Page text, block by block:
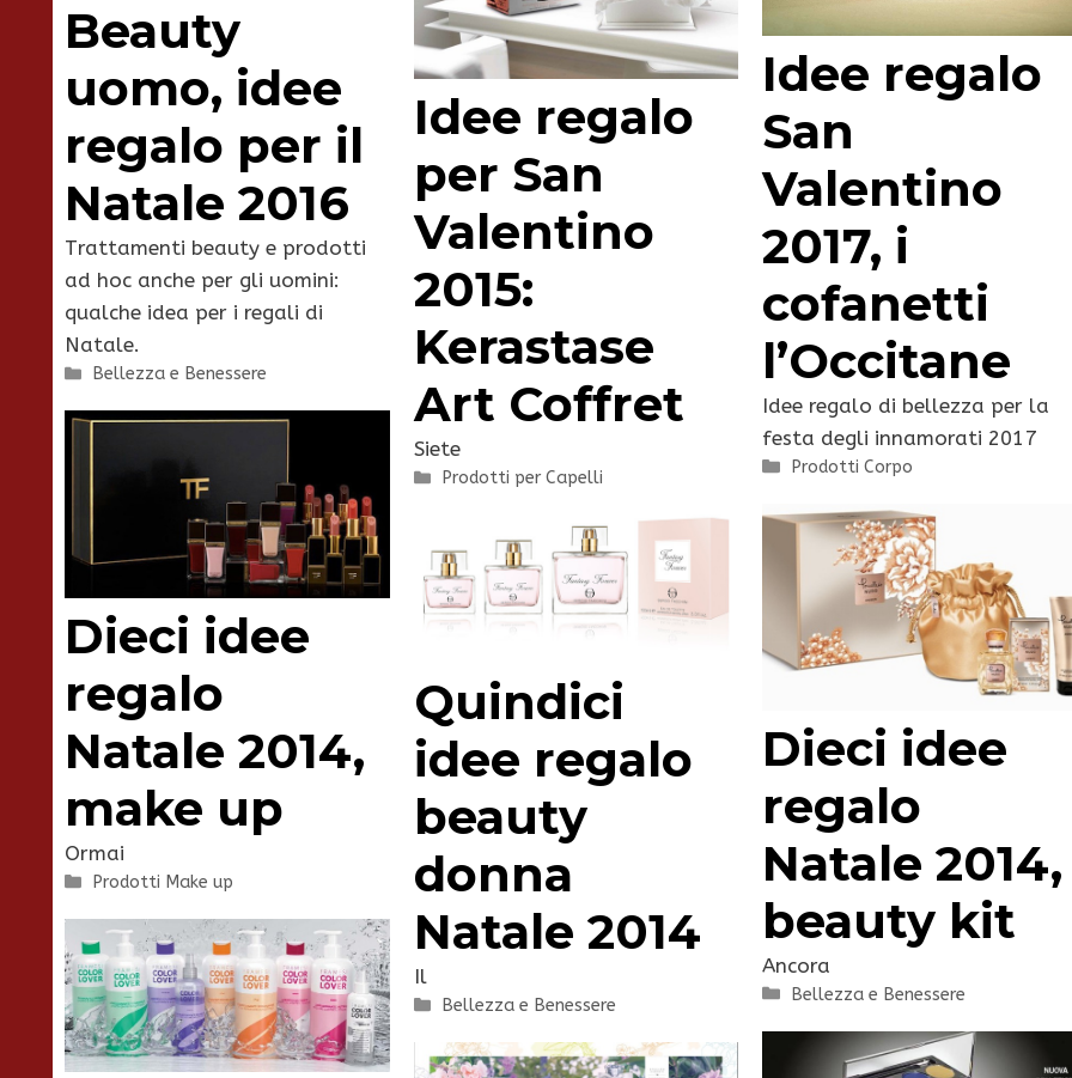
Idee regalo
San
Valentino
2017, i
cofanetti
l’Occitane
Idee regalo di bellezza per la
festa degli innamorati 2017
Categorie
Prodotti Corpo
Beauty
uomo, idee
regalo per il
Natale 2016
Trattamenti beauty e prodotti
ad hoc anche per gli uomini:
qualche idea per i regali di
Natale.
Categorie
Bellezza e Benessere
Idee regalo
per San
Valentino
2015:
Kerastase
Art Coffret
Siete
Categorie
Prodotti per Capelli
Dieci idee
regalo
Natale 2014,
make up
Ormai
Categorie
Prodotti Make up
Dieci idee
regalo
Natale 2014,
beauty kit
Ancora
Categorie
Bellezza e Benessere
Quindici
idee regalo
beauty
donna
Natale 2014
Il
Categorie
Bellezza e Benessere